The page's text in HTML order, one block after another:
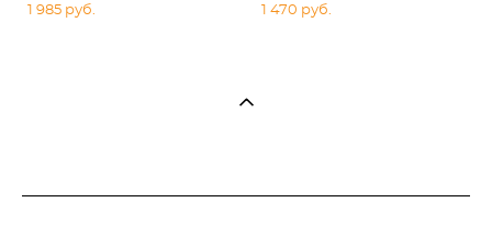
1 985 pуб.
1 470 pуб.